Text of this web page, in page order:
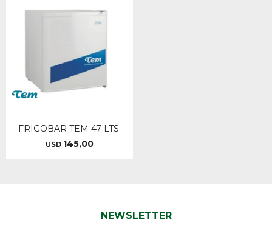
FRIGOBAR TEM 47 LTS.
USD 145,00
NEWSLETTER